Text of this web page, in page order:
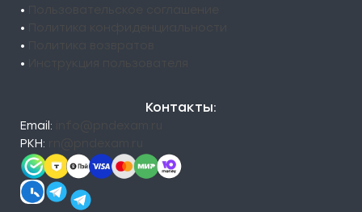
•
•
•
•
Контакты:
Email:
РКН: